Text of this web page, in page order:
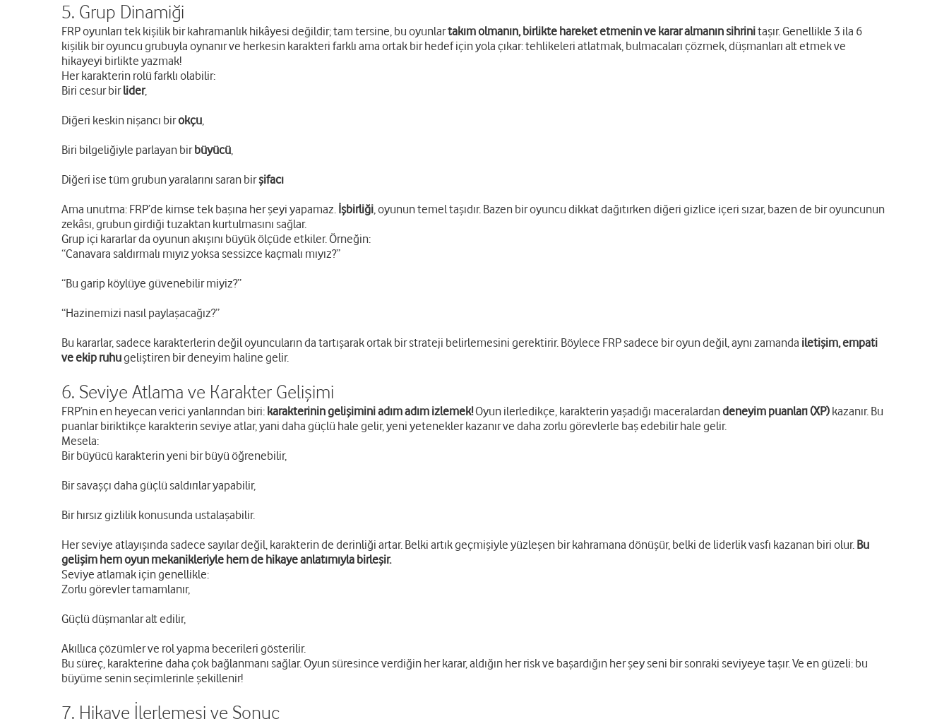
5. Grup Dinamiği
FRP oyunları tek kişilik bir kahramanlık hikâyesi değildir; tam tersine, bu oyunlartakım olmanın, birlikte hareket etmenin ve karar almanın sihrinitaşır. Genellikle 3 ila 6
kişilik bir oyuncu grubuyla oynanır ve herkesin karakteri farklı ama ortak bir hedef için yola çıkar: tehlikeleri atlatmak, bulmacaları çözmek, düşmanları alt etmek ve
hikayeyi birlikte yazmak!
Her karakterin rolü farklı olabilir:
Biri cesur birlider,
Diğeri keskin nişancı birokçu,
Biri bilgeliğiyle parlayan birbüyücü,
Diğeri ise tüm grubun yaralarını saran birşifacı
Ama unutma: FRP’de kimse tek başına her şeyi yapamaz. İşbirliği, oyunun temel taşıdır. Bazen bir oyuncu dikkat dağıtırken diğeri gizlice içeri sızar, bazen de bir oyuncunun
zekâsı, grubun girdiği tuzaktan kurtulmasını sağlar.
Grup içi kararlar da oyunun akışını büyük ölçüde etkiler. Örneğin:
“Canavara saldırmalı mıyız yoksa sessizce kaçmalı mıyız?”
“Bu garip köylüye güvenebilir miyiz?”
“Hazinemizi nasıl paylaşacağız?”
Bu kararlar, sadece karakterlerin değil oyuncuların da tartışarak ortak bir strateji belirlemesini gerektirir. Böylece FRP sadece bir oyun değil, aynı zamanda iletişim, empati
ve ekip ruhugeliştiren bir deneyim haline gelir.
6. Seviye Atlama ve Karakter Gelişimi
FRP’nin en heyecan verici yanlarından biri: karakterinin gelişimini adım adım izlemek!Oyun ilerledikçe, karakterin yaşadığı maceralardandeneyim puanları (XP) kazanır. Bu
puanlar biriktikçe karakterin seviye atlar, yani daha güçlü hale gelir, yeni yetenekler kazanır ve daha zorlu görevlerle baş edebilir hale gelir.
Mesela:
Bir büyücü karakterin yeni bir büyü öğrenebilir,
Bir savaşçı daha güçlü saldırılar yapabilir,
Bir hırsız gizlilik konusunda ustalaşabilir.
Her seviye atlayışında sadece sayılar değil, karakterin de derinliği artar. Belki artık geçmişiyle yüzleşen bir kahramana dönüşür, belki de liderlik vasfı kazanan biri olur. Bu
gelişim hem oyun mekanikleriyle hem de hikaye anlatımıyla birleşir.
Seviye atlamak için genellikle:
Zorlu görevler tamamlanır,
Güçlü düşmanlar alt edilir,
Akıllıca çözümler ve rol yapma becerileri gösterilir.
Bu süreç, karakterine daha çok bağlanmanı sağlar. Oyun süresince verdiğin her karar, aldığın her risk ve başardığın her şey seni bir sonraki seviyeye taşır. Ve en güzeli: bu
büyüme senin seçimlerinle şekillenir!
7. Hikaye İlerlemesi ve Sonuç